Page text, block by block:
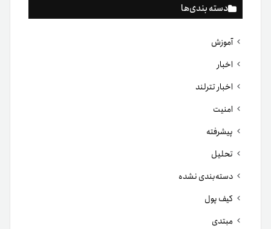
دسته بندی‌ها
آموزش
اخبار
اخبار تترلند
امنیت
پیشرفته
تحلیل
دسته‌بندی نشده
کیف پول
مبتدی